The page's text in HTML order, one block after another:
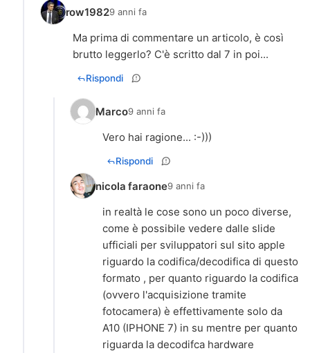
row19829 anni fa
Ma prima di commentare un articolo, è così
brutto leggerlo? C'è scritto dal 7 in poi...
Rispondi
Marco9 anni fa
Vero hai ragione... :-)))
Rispondi
nicola faraone9 anni fa
in realtà le cose sono un poco diverse,
come è possibile vedere dalle slide
ufficiali per sviluppatori sul sito apple
riguardo la codifica/decodifica di questo
formato , per quanto riguardo la codifica
(ovvero l'acquisizione tramite
fotocamera) è effettivamente solo da
A10 (IPHONE 7) in su mentre per quanto
riguarda la decodifca hardware